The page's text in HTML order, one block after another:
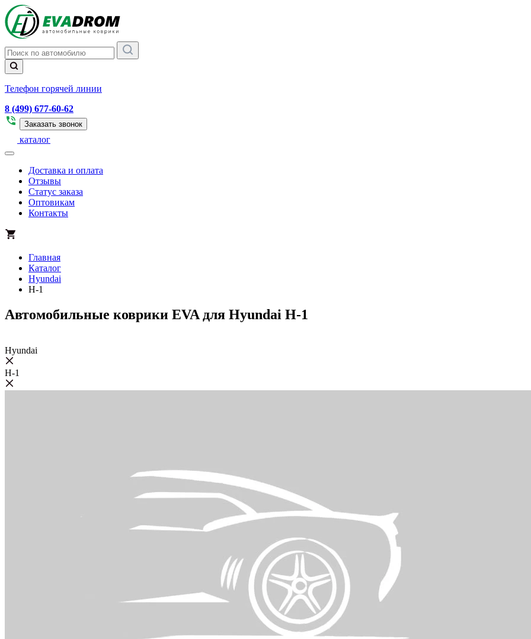
Телефон горячей линии
8 (499) 677-60-62
Заказать звонок
каталог
Доставка и оплата
Отзывы
Статус заказа
Оптовикам
Контакты
Главная
Каталог
Hyundai
H-1
Автомобильные коврики EVA для Hyundai H-1
Hyundai
H-1